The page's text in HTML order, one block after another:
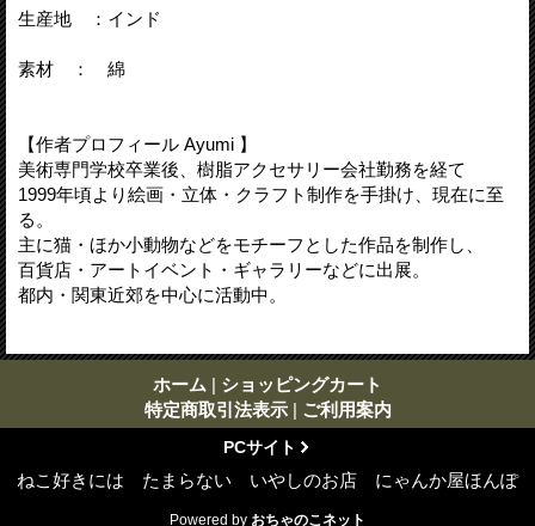
生産地 ：インド
素材 ： 綿
【作者プロフィール Ayumi 】
美術専門学校卒業後、樹脂アクセサリー会社勤務を経て
1999年頃より絵画・立体・クラフト制作を手掛け、現在に至
る。
主に猫・ほか小動物などをモチーフとした作品を制作し、
百貨店・アートイベント・ギャラリーなどに出展。
都内・関東近郊を中心に活動中。
ホーム | ショッピングカート
特定商取引法表示 | ご利用案内
PCサイト
ねこ好きには たまらない いやしのお店 にゃんか屋ほんぽ
Powered by おちゃのこネット